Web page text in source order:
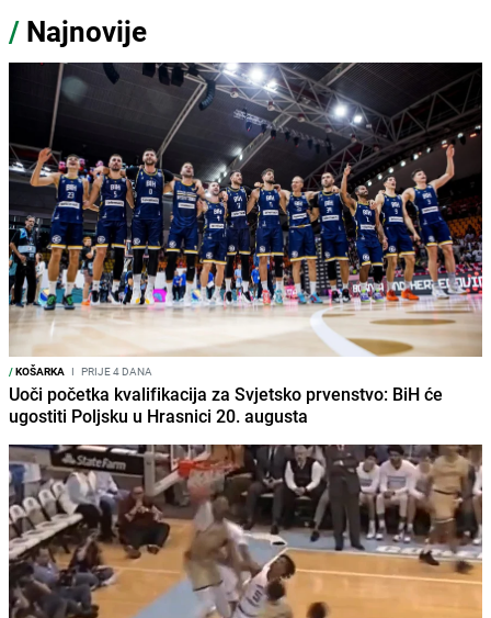
/ Najnovije
/KOŠARKA I PRIJE 4 DANA
Uoči početka kvalifikacija za Svjetsko prvenstvo: BiH će
ugostiti Poljsku u Hrasnici 20. augusta